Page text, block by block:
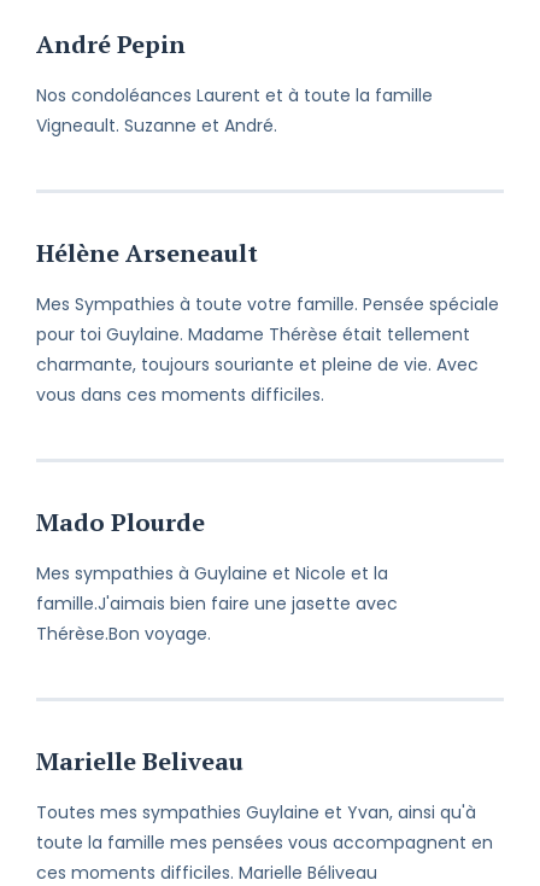
André Pepin
Nos condoléances Laurent et à toute la famille
Vigneault. Suzanne et André.
Hélène Arseneault
Mes Sympathies à toute votre famille. Pensée spéciale
pour toi Guylaine. Madame Thérèse était tellement
charmante, toujours souriante et pleine de vie. Avec
vous dans ces moments difficiles.
Mado Plourde
Mes sympathies à Guylaine et Nicole et la
famille.J'aimais bien faire une jasette avec
Thérèse.Bon voyage.
Marielle Beliveau
Toutes mes sympathies Guylaine et Yvan, ainsi qu'à
toute la famille mes pensées vous accompagnent en
ces moments difficiles. Marielle Béliveau